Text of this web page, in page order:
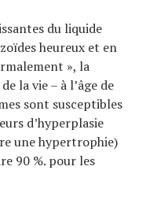
du liquide
heureux et en
», la
la vie – à l’âge de
sont susceptibles
d’hyperplasie
une hypertrophie)
90 %. pour les